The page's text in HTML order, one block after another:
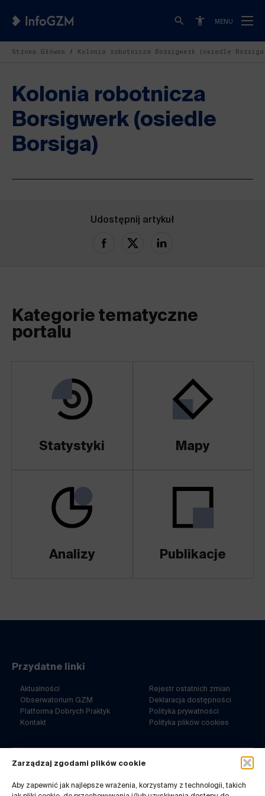
Zarządzaj zgodami plików cookie
Aby zapewnić jak najlepsze wrażenia, korzystamy z technologii, takich
MENU
Strona Główna Kolonia robotnicza Borsigwerk (osiedle
Kolonia robotnicza
Borsigwerk (osiedle
Borsiga)
Udostępnij artykuł
Kategorie tematyczne
portalu
Statystyki Mapy
Analizy Publikacje
40-053 Katowice
Przydatne linki
Aktualności
Obserwatorium GZM
Platforma Dobrych Praktyk
Kontakt
Rejestr ostatnich zmian
Deklaracja dostępności
Polityka prywatności
Polityka plików cookies